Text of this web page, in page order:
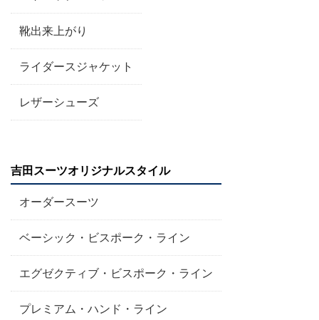
靴出来上がり
ライダースジャケット
レザーシューズ
吉田スーツオリジナルスタイル
オーダースーツ
ベーシック・ビスポーク・ライン
エグゼクティブ・ビスポーク・ライン
プレミアム・ハンド・ライン